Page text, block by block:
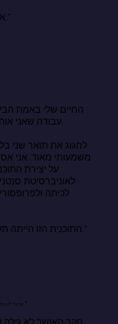
אל תחיו רק את היום. תעצבו אותו."
עבודה שאני
התוכנית הזו הייתה תענוג, באופן אישי, אקדמי ומקצועי."
"אושר לא נמצא במה שאנחנו יודעים. הוא נמצא במה שאנחנו עושים שוב ושוב."